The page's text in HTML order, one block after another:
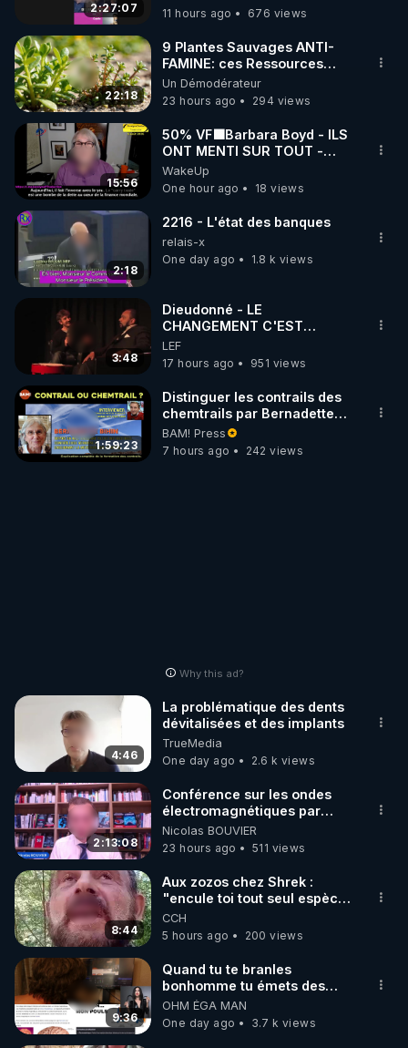
2:27:07
11 hours ago
676 views
22:18
9 Plantes Sauvages ANTI-
FAMINE: ces Ressources
JARDIN&des Haies
Un Démodérateur
23 hours ago
294 views
15:56
50% VF🟩Barbara Boyd - ILS
ONT MENTI SUR TOUT -
Jocelyne Traduction
WakeUp
One hour ago
18 views
2:18
2216 - L'état des banques
relais-x
One day ago
1.8 k views
3:48
Dieudonné - LE
CHANGEMENT C'EST
MAINTENANT
LEF
17 hours ago
951 views
1:59:23
Distinguer les contrails des
chemtrails par Bernadette
Bihin
BAM! Press
7 hours ago
242 views
Why this ad?
4:46
La problématique des dents
dévitalisées et des implants
TrueMedia
One day ago
2.6 k views
2:13:08
Conférence sur les ondes
électromagnétiques par
Grégoire Caustru et Bart de
Wever !
Nicolas BOUVIER
23 hours ago
511 views
8:44
Aux zozos chez Shrek :
"encule toi tout seul espèce
de mal polish"
CCH
5 hours ago
200 views
9:36
Quand tu te branles
bonhomme tu émets des
ondes ils ont juste omis de
t'expliquer
OHM ÉGA MAN
One day ago
3.7 k views